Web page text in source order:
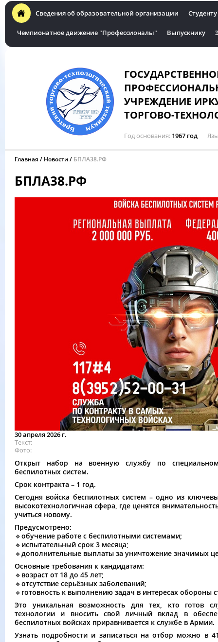
Сведения об образовательной организации Студенту
Чемпионатное движение "Профессионалы" Выпускнику
УЧРЕЖДЕНИЕ
ТОРГОВО-
Год основания 1967 год
Главная Новости БПЛА38.РФ
БПЛА38.РФ
30 апреля 2026 г.
Текст
Фото
Открыт набор на военную службу по
беспилотных систем.
Срок контракта – 1 год.
Сегодня войска беспилотных систем – одно из
высокотехнологичная сфера, где ценятся
учиться новому.
Предусмотрено:
🔹обучение работе с беспилотными системами;
🔹испытательный срок 3 месяца;
🔹дополнительные выплаты за уничтожение значимых
Основные требования к кандидатам:
🔹возраст от 18 до 45 лет;
🔹отсутствие серьёзных заболеваний;
🔹готовность к выполнению задач в интересах обороны
Это уникальная возможность для тех, кто готов
технологии и вносить свой личный вклад в
беспилотных войсках приравнивается к службе в Армии.
Узнать подробности и записаться на отбор можно в